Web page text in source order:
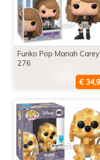
Funko Pop Mariah Carey
276